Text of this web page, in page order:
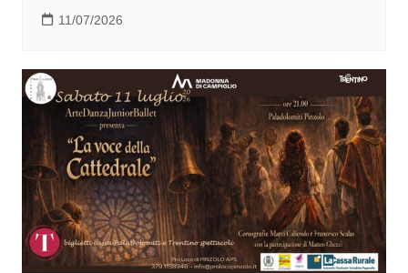
11/07/2026